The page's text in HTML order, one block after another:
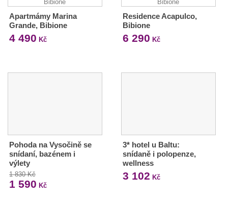
Apartmámy Marina
Grande, Bibione
4 490 Kč
Residence Acapulco,
Bibione
6 290 Kč
Pohoda na Vysočině se
snídaní, bazénem i
výlety
1 830 Kč
1 590 Kč
3* hotel u Baltu:
snídaně i polopenze,
wellness
3 102 Kč